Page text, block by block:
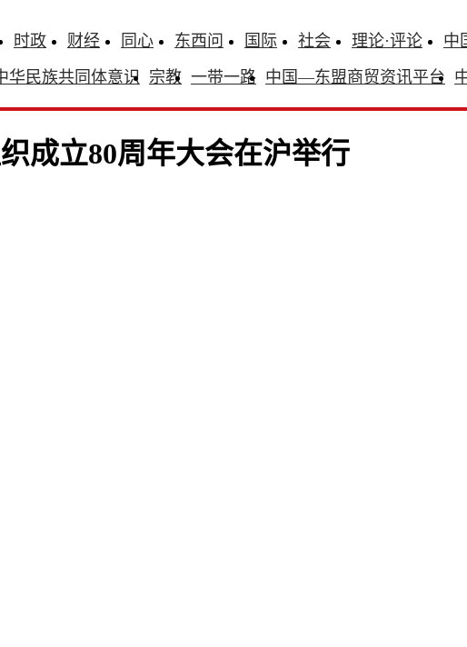
时政 财经 同心 东西问 国际 社会 理论·评论 中
华民族共同体意识 宗教 一带一路 中国—东盟商贸资讯平台
成立80周年大会在沪举行